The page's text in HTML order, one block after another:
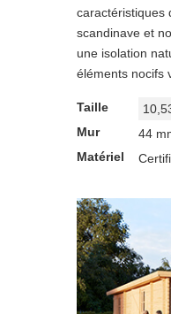
caractéristiques
scandinave et
une isolation
éléments nocifs
Taille
Mur
44
Matériel